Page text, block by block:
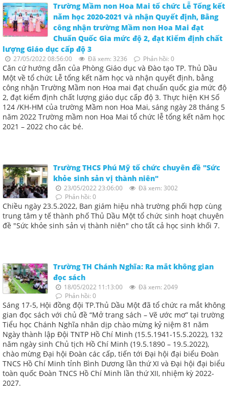
Trường Mầm non Hoa Mai tổ chức Lễ Tổng kết
năm học 2020-2021 và nhận Quyết định, Bằng
công nhận trường Mầm non Hoa Mai đạt
Chuẩn Quốc Gia mức độ 2, đạt Kiểm định chất
lượng Giáo dục cấp độ 3
27/05/2022 08:56:00 Đã xem: 3236 Phản hồi: 0
Căn cứ hướng dẫn của Phòng Giáo dục và Đào tạo TP. Thủ Dầu
Một về tổ chức Lễ tổng kết năm học và nhận quyết định, bằng
công nhận Trường Mầm non Hoa mai đạt chuẩn quốc gia mức độ
2, đạt kiểm định chất lượng giáo dục cấp độ 3. Thực hiện KH Số
124 /KH-HM của trường Mầm non Hoa Mai, sáng ngày 28 tháng 5
năm 2022 Trường mầm non Hoa Mai tổ chức lễ tổng kết năm học
2021 – 2022 cho các bé.
Trường THCS Phú Mỹ tổ chức chuyên đề "Sức
khỏe sinh sản vị thành niên"
23/05/2022 23:06:00
Đã xem: 3002
Phản hồi: 0
Chiều ngày 23.5.2022, Ban giám hiệu nhà trường phối hợp cùng
trung tâm y tế thành phố Thủ Dầu Một tổ chức sinh hoạt chuyên
đề "Sức khỏe sinh sản vị thành niên" cho tất cả học sinh khối 7.
Trường TH Chánh Nghĩa: Ra mắt không gian
đọc sách
18/05/2022 11:13:00
Đã xem: 2049
Phản hồi: 0
Sáng 17-5, Hội đồng đội TP.Thủ Dầu Một đã tổ chức ra mắt không
gian đọc sách với chủ đề “Mở trang sách – Vẽ ước mơ” tại trường
Tiểu học Chánh Nghĩa nhân dịp chào mừng kỷ niệm 81 năm
Ngày thành lập Đội TNTP Hồ Chí Minh (15.5.1941-15.5.2022), 132
năm ngày sinh Chủ tịch Hồ Chí Minh (19.5.1890 – 19.5.2022),
chào mừng Đại hội Đoàn các cấp, tiến tới Đại hội đại biểu Đoàn
TNCS Hồ Chí Minh tỉnh Bình Dương lần thứ XI và Đại hội đại biểu
toàn quốc Đoàn TNCS Hồ Chí Minh lần thứ XII, nhiệm kỳ 2022-
2027.